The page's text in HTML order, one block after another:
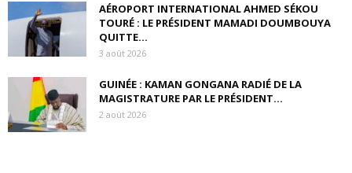
AÉROPORT INTERNATIONAL AHMED SÉKOU
TOURÉ : LE PRÉSIDENT MAMADI DOUMBOUYA
QUITTE...
3 août 2026
GUINÉE : KAMAN GONGANA RADIÉ DE LA
MAGISTRATURE PAR LE PRÉSIDENT...
2 août 2026